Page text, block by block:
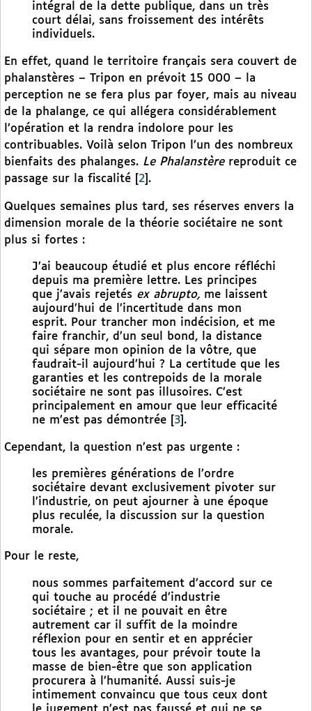
intégral de la dette publique, dans un très
court délai, sans froissement des intérêts
individuels.
En effet, quand le territoire français sera couvert de
phalanstères – Tripon en prévoit 15 000 – la
perception ne se fera plus par foyer, mais au niveau
de la phalange, ce qui allégera considérablement
l’opération et la rendra indolore pour les
contribuables. Voilà selon Tripon l’un des nombreux
bienfaits des phalanges. Le Phalanstère reproduit ce
passage sur la fiscalité
2 .
Quelques semaines plus tard, ses réserves envers la
dimension morale de la théorie sociétaire ne sont
plus si fortes :
J’ai beaucoup étudié et plus encore réfléchi
depuis ma première lettre. Les principes
que j’avais rejetés ex abrupto, me laissent
aujourd’hui de l’incertitude dans mon
esprit. Pour trancher mon indécision, et me
faire franchir, d’un seul bond, la distance
qui sépare mon opinion de la vôtre, que
faudrait-il aujourd’hui ? La certitude que les
garanties et les contrepoids de la morale
sociétaire ne sont pas illusoires. C’est
principalement en amour que leur efficacité
ne m’est pas démontrée
3 .
Cependant, la question n’est pas urgente :
les premières générations de l’ordre
sociétaire devant exclusivement pivoter sur
l’industrie, on peut ajourner à une époque
plus reculée, la discussion sur la question
morale.
Pour le reste,
nous sommes parfaitement d’accord sur ce
qui touche au procédé d’industrie
sociétaire ; et il ne pouvait en être
autrement car il suffit de la moindre
réflexion pour en sentir et en apprécier
tous les avantages, pour prévoir toute la
masse de bien-être que son application
procurera à l’humanité. Aussi suis-je
intimement convaincu que tous ceux dont